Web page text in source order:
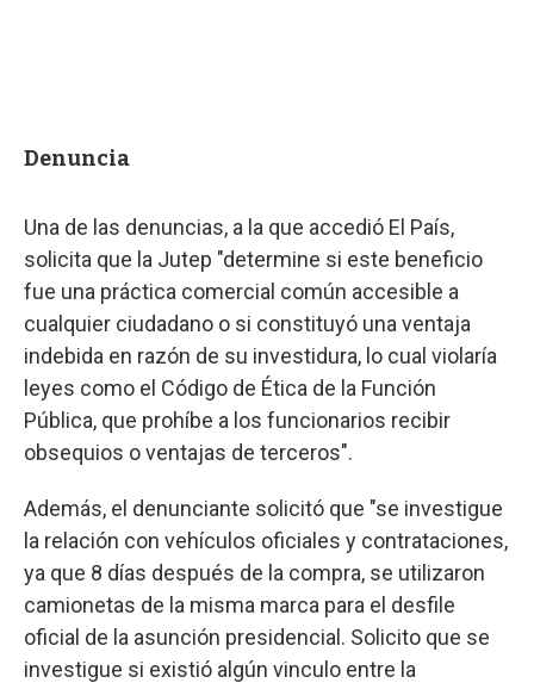
Denuncia
Una de las denuncias, a la que accedió El País,
solicita que la Jutep "determine si este beneficio
fue una práctica comercial común accesible a
cualquier ciudadano o si constituyó una ventaja
indebida en razón de su investidura, lo cual violaría
leyes como el Código de Ética de la Función
Pública, que prohíbe a los funcionarios recibir
obsequios o ventajas de terceros".
Además, el denunciante solicitó que "se investigue
la relación con vehículos oficiales y contrataciones,
ya que 8 días después de la compra, se utilizaron
camionetas de la misma marca para el desfile
oficial de la asunción presidencial. Solicito que se
investigue si existió algún vinculo entre la